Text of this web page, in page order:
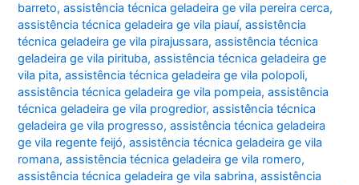
barreto,assistência técnica geladeira ge vila pereira cerca,
assistência técnica geladeira ge vila piauí,assistência
técnica geladeira ge vila pirajussara,assistência técnica
geladeira ge vila pirituba,assistência técnica geladeira ge
vila pita,assistência técnica geladeira ge vila polopoli,
assistência técnica geladeira ge vila pompeia,assistência
técnica geladeira ge vila progredior,assistência técnica
geladeira ge vila progresso,assistência técnica geladeira
ge vila regente feijó,assistência técnica geladeira ge vila
romana,assistência técnica geladeira ge vila romero,
assistência técnica geladeira ge vila sabrina,assistência